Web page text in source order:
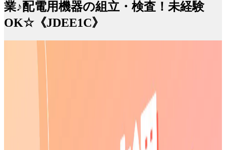
業♪配電用機器の組立・検査！未経験
OK☆《JDEE1C》